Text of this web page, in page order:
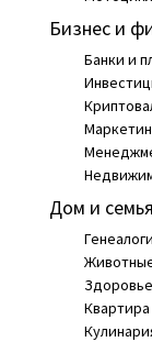
Бизнес и
Банки и
Дом и семья
Здоровье